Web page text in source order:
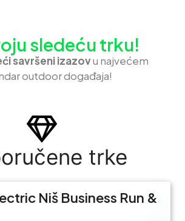
sledeću trku!
savršeni izazovu najvećem
outdoor događaja!
trke
Niš Business Run &